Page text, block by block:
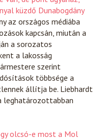
küzdő Dunabogdány
az országos médiába
kapcsán, miután a
a sorozatos
a lakosság
szerint
többsége a
állítja be. Liebhardt
leghatározottabban
olcsó-e most a Mol